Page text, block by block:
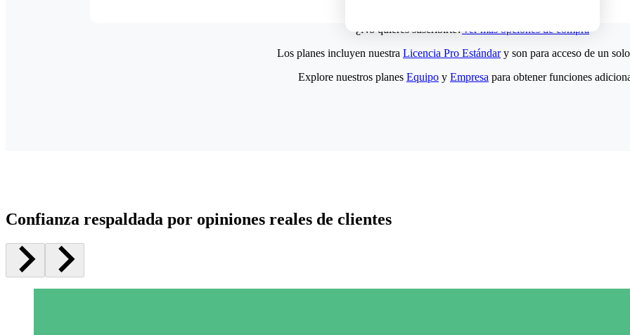
¿No quieres suscribirte?Ver más opciones de compra
Los planes incluyen nuestra Licencia Pro Estándary son para acceso de un
Explore nuestros planes Equipo y Empresa para obtener funciones
Confianza respaldada por opiniones reales de clientes